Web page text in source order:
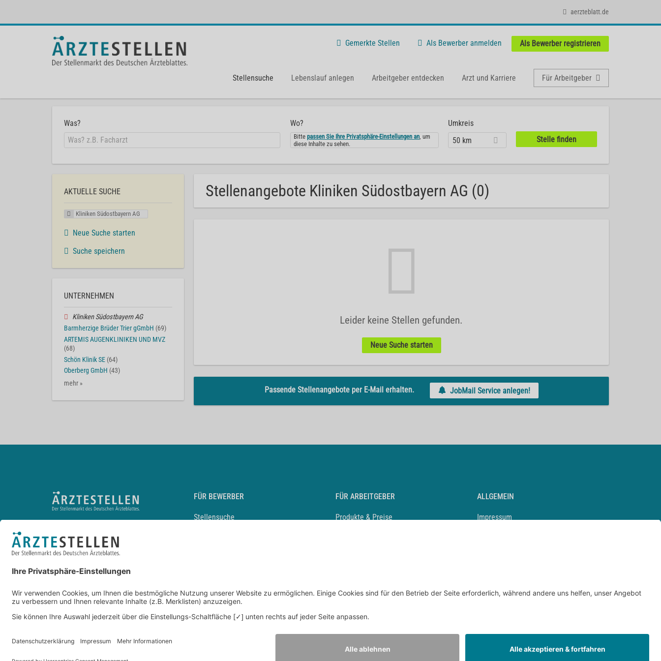
aerzteblatt.de
Gemerkte Stellen Als Bewerber anmelden Als Bewerber registrieren
Stellensuche Lebenslauf anlegen Arbeitgeber entdecken Arzt und Karriere Für Arbeitgeber
Was? Wo?
Bittepassen Sie Ihre Privatsphäre-Einstellungen an, um
diese Inhalte zu sehen.
Umkreis
50 km
Stellenangebote Kliniken Südostbayern AG (0)
Leider keine Stellen gefunden.
Neue Suche starten
Passende Stellenangebote per E-Mail erhalten. JobMail Service anlegen!
AKTUELLE SUCHE
Kliniken Südostbayern AG
Neue Suche starten
Suche speichern
UNTERNEHMEN
Kliniken Südostbayern AG
Barmherzige Brüder Trier gGmbH (69)
ARTEMIS AUGENKLINIKEN UND MVZ
(68)
Schön Klinik SE (64)
Oberberg GmbH (43)
mehr »
FÜR BEWERBER
Stellensuche
Durchsuchen Sie den Stellenkatalog
FÜR ARBEITGEBER
Produkte & Preise
ALLGEMEIN
Impressum